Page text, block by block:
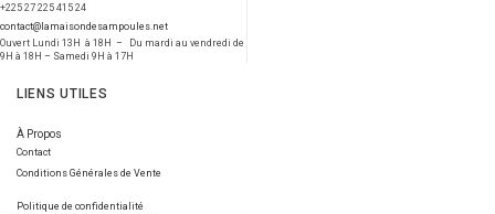
+225 27 225 415 24
contact@lamaisondesampoules.net
Ouvert Lundi 13H à 18H – Du mardi au vendredi de
9H à 18H – Samedi 9H à 17H
LIENS UTILES
À Propos
Contact
Conditions Générales de Vente
Politique de confidentialité